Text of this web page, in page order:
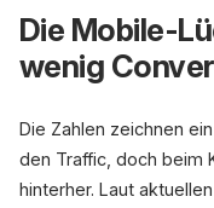
Die Mobile-
wenig
Die Zahlen zeichnen
den Traffic, doch beim
hinterher. Laut